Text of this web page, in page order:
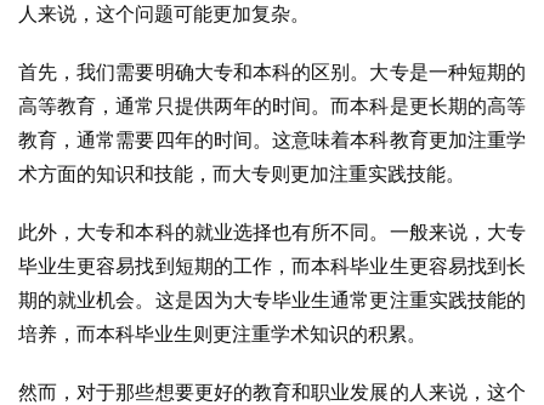
人来说，这个问题可能更加复杂。
首先，我们需要明确大专和本科的区别。大专是一种短期的
高等教育，通常只提供两年的时间。而本科是更长期的高等
教育，通常需要四年的时间。这意味着本科教育更加注重学
术方面的知识和技能，而大专则更加注重实践技能。
此外，大专和本科的就业选择也有所不同。一般来说，大专
毕业生更容易找到短期的工作，而本科毕业生更容易找到长
期的就业机会。这是因为大专毕业生通常更注重实践技能的
培养，而本科毕业生则更注重学术知识的积累。
然而，对于那些想要更好的教育和职业发展的人来说，这个